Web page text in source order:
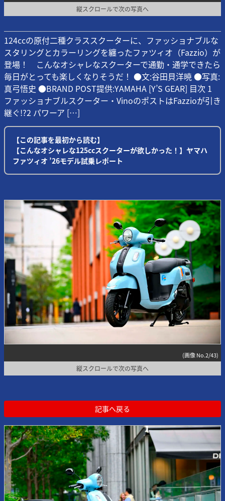
縦スクロールで次の写真へ
124ccの原付二種クラススクーターに、ファッショナブルな
スタリングとカラーリングを纏ったファツィオ（Fazzio）が
登場！ こんなオシャレなスクーターで通勤・通学できたら
毎日がとっても楽しくなりそうだ！ ●文:谷田貝洋暁 ●写真:
真弓悟史 ●BRAND POST提供:YAMAHA [Y’S GEAR] 目次 1
ファッショナブルスクーター・VinoのポストはFazzioが引き
継ぐ!?2 パワーア […]
【この記事を最初から読む】
【こんなオシャレな125ccスクーターが欲しかった！】ヤマハ
ファツィオ ’26モデル試乗レポート
(画像 No.2/43)
縦スクロールで次の写真へ
記事へ戻る